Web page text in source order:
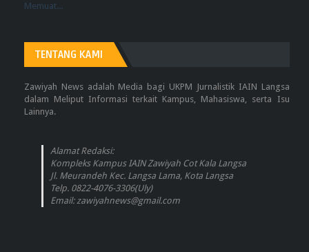
Memuat...
TENTANG KAMI
Zawiyah News adalah Media bagi UKPM Jurnalistik IAIN Langsa
dalam Meliput Informasi terkait Kampus, Mahasiswa, serta Isu
Lainnya.
Alamat Redaksi:
Kompleks Kampus IAIN Zawiyah Cot Kala Langsa
Jl. Meurandeh Kec. Langsa Lama, Kota Langsa
Telp. 0822-4076-3306(Uly)
Email: zawiyahnews@gmail.com